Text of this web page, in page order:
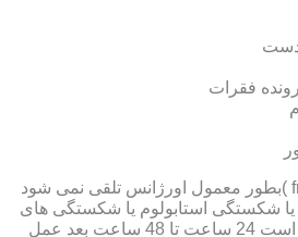
دست
فقرات
نکته: شکستگی ها(fracture )بطور معمول اورژانس تلقی نمی شود
شکستگی استابولوم یا شکستگی های
بسته بازو و یا ساق را بهتر است 24 ساعت تا 48 ساعت بعد عمل